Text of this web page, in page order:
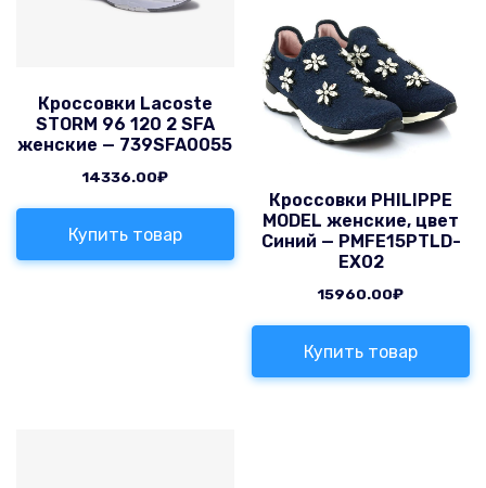
Кроссовки Lacoste
STORM 96 120 2 SFA
женские — 739SFA0055
14336.00₽
Купить товар
Кроссовки PHILIPPE
MODEL женские, цвет
Синий — PMFE15PTLD-
EX02
15960.00₽
Купить товар